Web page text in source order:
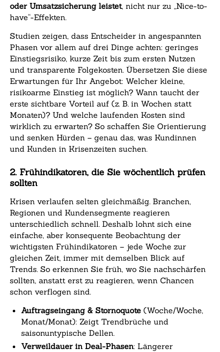
oder Umsatzsicherung leistet, nicht nur zu „Nice-to-
have“-Effekten.
Studien zeigen, dass Entscheider in angespannten
Phasen vor allem auf drei Dinge achten: geringes
Einstiegsrisiko, kurze Zeit bis zum ersten Nutzen
und transparente Folgekosten. Übersetzen Sie diese
Erwartungen für Ihr Angebot: Welcher kleine,
risikoarme Einstieg ist möglich? Wann taucht der
erste sichtbare Vorteil auf (z. B. in Wochen statt
Monaten)? Und welche laufenden Kosten sind
wirklich zu erwarten? So schaffen Sie Orientierung
und senken Hürden – genau das, was Kundinnen
und Kunden in Krisenzeiten suchen.
2. Frühindikatoren, die Sie wöchentlich prüfen
sollten
Krisen verlaufen selten gleichmäßig. Branchen,
Regionen und Kundensegmente reagieren
unterschiedlich schnell. Deshalb lohnt sich eine
einfache, aber konsequente Beobachtung der
wichtigsten Frühindikatoren – jede Woche zur
gleichen Zeit, immer mit demselben Blick auf
Trends. So erkennen Sie früh, wo Sie nachschärfen
sollten, anstatt erst zu reagieren, wenn Chancen
schon verflogen sind.
Auftragseingang & Stornoquote (Woche/Woche,
Monat/Monat): Zeigt Trendbrüche und
saisonuntypische Dellen.
Verweildauer in Deal-Phasen: Längerer